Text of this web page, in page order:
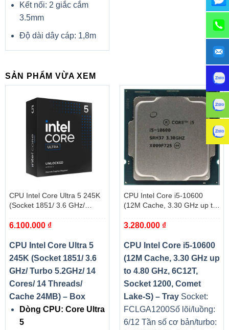
Kết nối: 2 giắc cắm
3.5mm
Độ dài dây cáp: 1,8m
SẢN PHẨM VỪA XEM
CPU Intel Core Ultra 5 245K
(Socket 1851/ 3.6 GHz/
Threads/ Cache 24MB) – Box
6.100.000 ₫
CPU Intel Core Ultra 5
245K (Socket 1851/ 3.6
GHz/ Turbo 5.2GHz/ 14
Cores/ 14 Threads/
Cache 24MB) – Box
Dòng CPU: Core Ultra
5
CPU Intel Core i5-10600
(12M Cache, 3.30 GHz up to
1200, Comet Lake-S) – Tray
3.280.000 ₫
CPU Intel Core i5-10600
(12M Cache, 3.30 GHz up
to 4.80 GHz, 6C12T,
Socket 1200, Comet
Lake-S) – Tray Socket:
FCLGA1200Số lõi/luồng:
6/12 Tần số cơ bản/turbo: